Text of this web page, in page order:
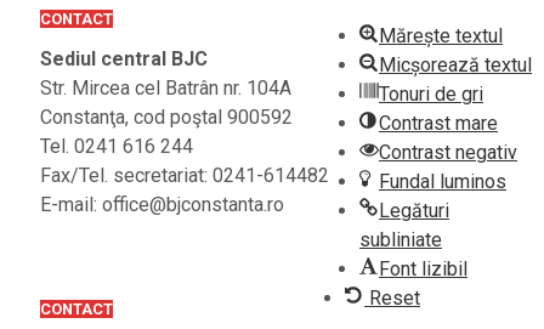
CONTACT
Sediul central BJC
Str. Mircea cel Batrân nr. 104A
Constanţa, cod poştal 900592
Tel. 0241 616 244
Fax/Tel. secretariat: 0241-614482
E-mail: office@bjconstanta.ro
CONTACT
Mărește textul
Micșorează textul
Tonuri de gri
Contrast mare
Contrast negativ
Fundal luminos
Legături
subliniate
Font lizibil
Reset